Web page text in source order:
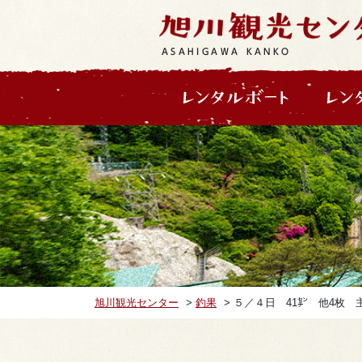
ASAHIGAWA KANKO
旭川観光センター > 釣果 > ５／４日 41㌢ 他4枚 主